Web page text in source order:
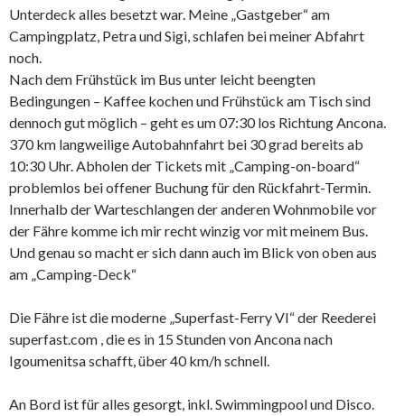
Unterdeck alles besetzt war. Meine „Gastgeber“ am
Campingplatz, Petra und Sigi, schlafen bei meiner Abfahrt
noch.
Nach dem Frühstück im Bus unter leicht beengten
Bedingungen – Kaffee kochen und Frühstück am Tisch sind
dennoch gut möglich – geht es um 07:30 los Richtung Ancona.
370 km langweilige Autobahnfahrt bei 30 grad bereits ab
10:30 Uhr. Abholen der Tickets mit „Camping-on-board“
problemlos bei offener Buchung für den Rückfahrt-Termin.
Innerhalb der Warteschlangen der anderen Wohnmobile vor
der Fähre komme ich mir recht winzig vor mit meinem Bus.
Und genau so macht er sich dann auch im Blick von oben aus
am „Camping-Deck“
Die Fähre ist die moderne „Superfast-Ferry VI“ der Reederei
superfast.com , die es in 15 Stunden von Ancona nach
Igoumenitsa schafft, über 40 km/h schnell.
An Bord ist für alles gesorgt, inkl. Swimmingpool und Disco.